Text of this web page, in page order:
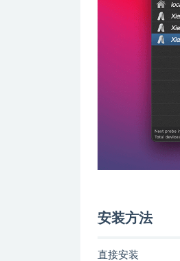
安装方法
直接安装